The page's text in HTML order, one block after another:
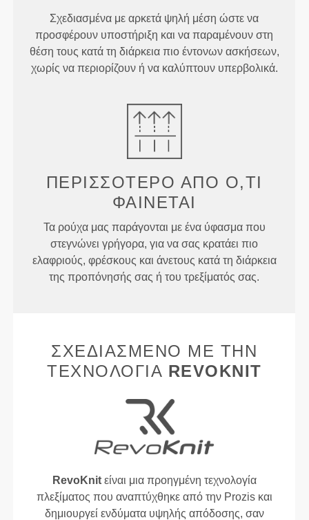
Σχεδιασμένα με αρκετά ψηλή μέση ώστε να
προσφέρουν υποστήριξη και να παραμένουν στη
θέση τους κατά τη διάρκεια πιο έντονων ασκήσεων,
χωρίς να περιορίζουν ή να καλύπτουν υπερβολικά.
ΠΕΡΙΣΣΌΤΕΡΟ ΑΠΌ Ό,ΤΙ
ΦΑΊΝΕΤΑΙ
Τα ρούχα μας παράγονται με ένα ύφασμα που
στεγνώνει γρήγορα, για να σας κρατάει πιο
ελαφριούς, φρέσκους και άνετους κατά τη διάρκεια
της προπόνησής σας ή του τρεξίματός σας.
ΣΧΕΔΙΑΣΜΈΝΟ ΜΕ ΤΗΝ
ΤΕΧΝΟΛΟΓΊΑ REVOKNIT
RevoKnitείναι μια προηγμένη τεχνολογία
πλεξίματος που αναπτύχθηκε από την Prozis και
δημιουργεί ενδύματα υψηλής απόδοσης, σαν